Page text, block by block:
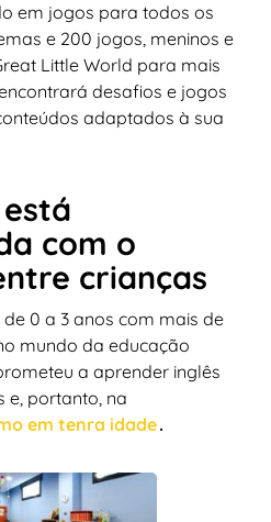
em jogos para todos os
e 200 jogos, meninos e
Little World para mais
desafios e jogos
adaptados à sua
com o
crianças
0 a 3 anos com mais de
mundo da educação
a aprender inglês
e, portanto, na
em tenra idade.